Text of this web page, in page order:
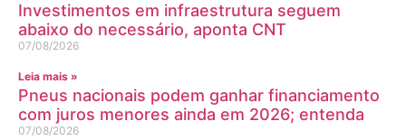
Investimentos em infraestrutura seguem
abaixo do necessário, aponta CNT
07/08/2026
Leia mais »
Pneus nacionais podem ganhar financiamento
com juros menores ainda em 2026; entenda
07/08/2026